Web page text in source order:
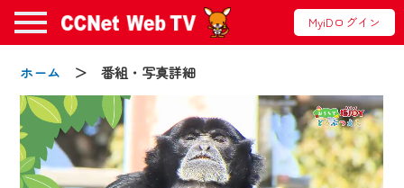
MyiDログイン
ホーム ＞ 番組・写真詳細